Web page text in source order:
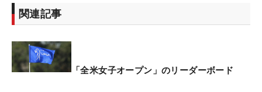
関連記事
「全米女子オープン」のリーダーボード